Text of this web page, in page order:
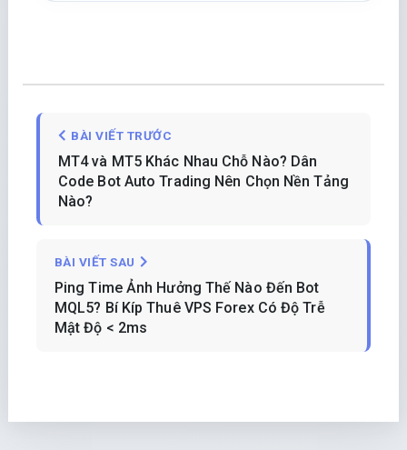
BÀI VIẾT TRƯỚC
MT4 và MT5 Khác Nhau Chỗ Nào? Dân
Code Bot Auto Trading Nên Chọn Nền Tảng
Nào?
BÀI VIẾT SAU
Ping Time Ảnh Hưởng Thế Nào Đến Bot
MQL5? Bí Kíp Thuê VPS Forex Có Độ Trễ
Mật Độ < 2ms